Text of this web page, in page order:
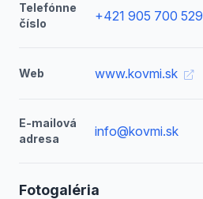
Telefónne
číslo
+421 905 700 529
Web www.kovmi.sk
E-mailová
adresa
info@kovmi.sk
Fotogaléria